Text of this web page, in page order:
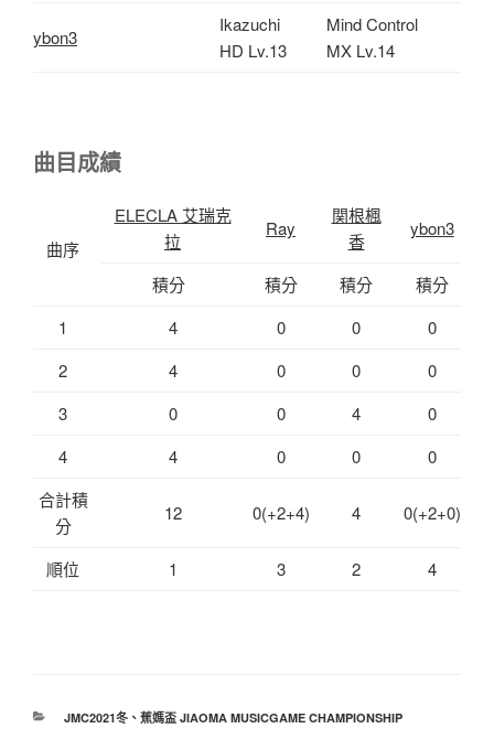
ybon3
Ikazuchi
HD Lv.13
Mind Control
MX Lv.14
曲目成績
曲序
ELECLA 艾瑞克
拉
Ray
関根楓
香
ybon3
積分 積分 積分
積分
1
4 0 0
0
2
4 0 0
0
3
0 0 4
0
4
4 0 0
0
合計積
分
12 0(+2+4) 4 0(+2+0)
順位 1 3 2 4
分
JMC2021冬、 蕉媽盃 JIAOMA MUSICGAME CHAMPIONSHIP